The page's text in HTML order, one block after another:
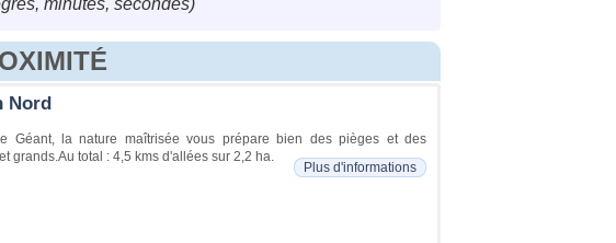
Nord
la nature maîtrisée vous prépare bien des pièges et des
total : 4,5 kms d'allées sur 2,2 ha.
Plus d'informations